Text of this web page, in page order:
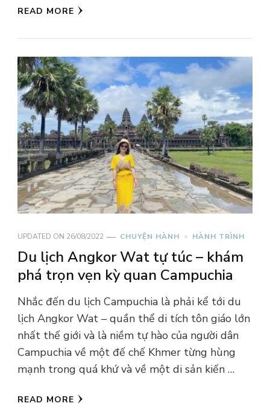
READ MORE
UPDATED ON 26/08/2022 CHUYỆN HÀNH HÀNH TRÌNH
Du lịch Angkor Wat tự túc – khám
phá trọn vẹn kỳ quan Campuchia
Nhắc đến du lịch Campuchia là phải kể tới du
lịch Angkor Wat – quần thể di tích tôn giáo lớn
nhất thế giới và là niềm tự hào của người dân
Campuchia về một đế chế Khmer từng hùng
mạnh trong quá khứ và về một di sản kiến …
READ MORE